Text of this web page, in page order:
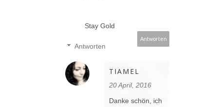
Stay Gold
Antworten
Antworten
TIAMEL
20 April, 2016
Danke schön, ich